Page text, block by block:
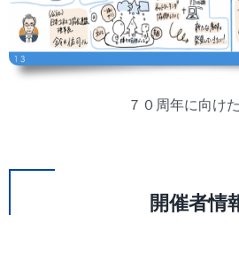
７０周年に向け
開催者情